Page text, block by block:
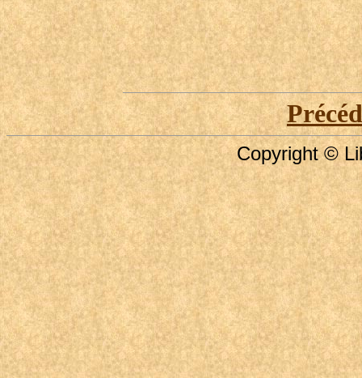
Copyright ©